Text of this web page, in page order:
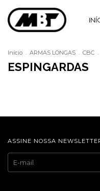
Início . ARMAS LONGAS . CBC .
ESPINGARDAS
ASSINE NOSSA